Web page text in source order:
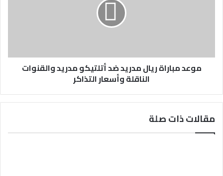
موعد مباراة ريال مدريد ضد أتلتيكو مدريد والقنوات
الناقلة وأسعار التذاكر
مقالات ذات صلة